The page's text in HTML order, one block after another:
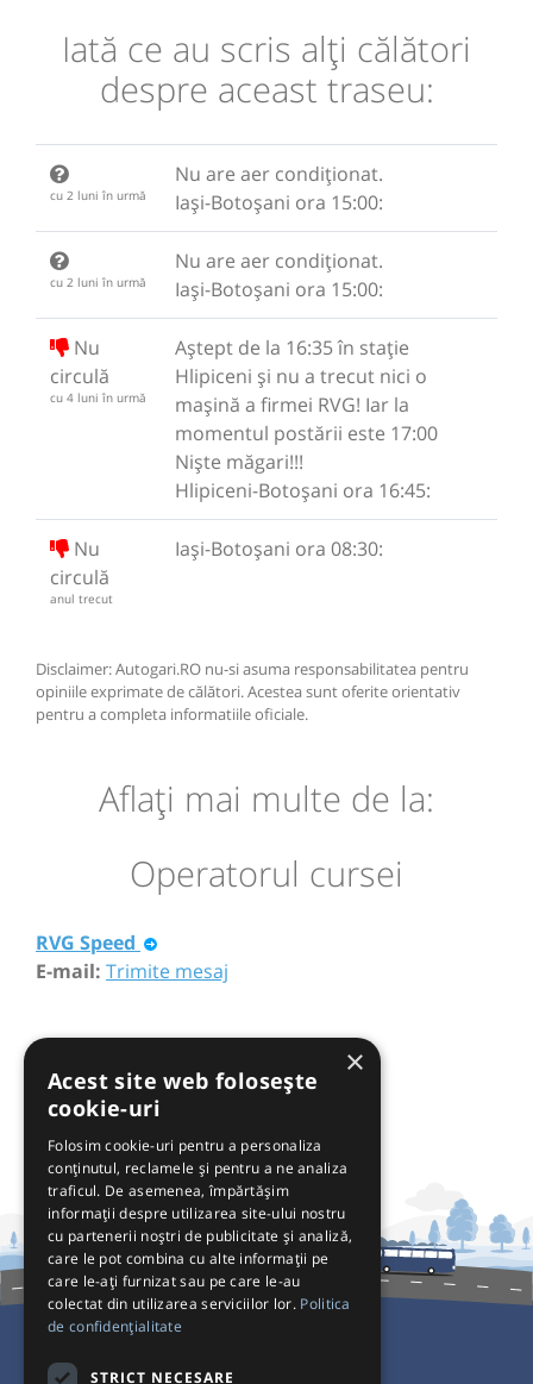
Iată ce au scris alţi călători
despre aceast traseu:
cu 2 luni în urmă
Nu are aer condiționat.
Iași-Botoșani ora 15:00:
cu 2 luni în urmă
Nu are aer condiționat.
Iași-Botoșani ora 15:00:
Nu
circulă
cu 4 luni în urmă
Aștept de la 16:35 în stație
Hlipiceni și nu a trecut nici o
mașină a firmei RVG! Iar la
momentul postării este 17:00
Niște măgari!!!
Hlipiceni-Botoșani ora 16:45:
Nu
circulă
anul trecut
Iași-Botoșani ora 08:30:
Disclaimer: Autogari.RO nu-si asuma responsabilitatea pentru
opiniile exprimate de călători. Acestea sunt oferite orientativ
pentru a completa informatiile oficiale.
Aflaţi mai multe de la:
Operatorul cursei
RVG Speed
E-mail: Trimite mesaj
×
Acest site web folosește
cookie-uri
Folosim cookie-uri pentru a personaliza
conținutul, reclamele și pentru a ne analiza
traficul. De asemenea, împărtășim
informații despre utilizarea site-ului nostru
cu partenerii noștri de publicitate și analiză,
care le pot combina cu alte informații pe
care le-ați furnizat sau pe care le-au
colectat din utilizarea serviciilor lor. Politica
de confidențialitate
STRICT NECESARE